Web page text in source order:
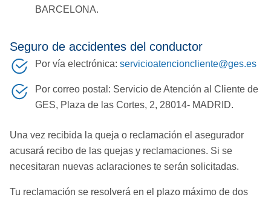
BARCELONA.
Seguro de accidentes del conductor
Por vía electrónica: servicioatencioncliente@ges.es
Por correo postal: Servicio de Atención al Cliente de
GES, Plaza de las Cortes, 2, 28014- MADRID.
Una vez recibida la queja o reclamación el asegurador
acusará recibo de las quejas y reclamaciones. Si se
necesitaran nuevas aclaraciones te serán solicitadas.
Tu reclamación se resolverá en el plazo máximo de dos